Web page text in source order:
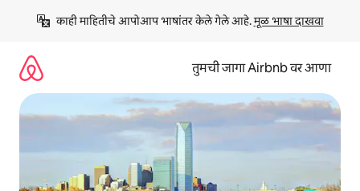
काही माहितीचे आपोआप भाषांतर केले गेले आहे. मूळ भाषा दाखवा
तुमची जागा Airbnb वर आणा